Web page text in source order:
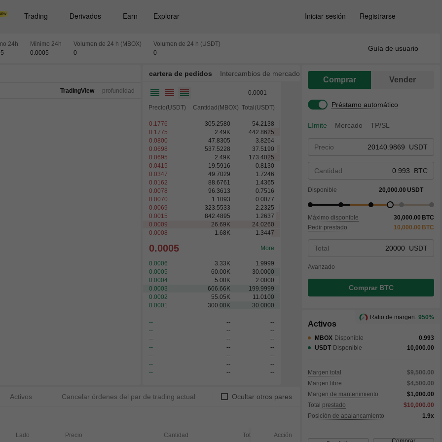
Trading Derivados Earn Explorar Iniciar sesión Registrarse
24h
Mínimo 24h
0.0005
Volumen de 24 h (MBOX)
0
Volumen de 24 h (USDT)
0
Guía de usuario
TradingView profundidad
cartera de pedidos Intercambios de mercado
0.0001
Precio(USDT) Cantidad(MBOX) Total(USDT)
0.1776 305.2580
54.2138
0.1775
2.49 K
442.8625
0.0800
47.8305
3.8264
0.0698
537.5228
37.5190
0.0695
2.49 K
173.4025
0.0415
19.5916
0.8130
0.0347
49.7029
1.7246
0.0162
88.6761
1.4365
0.0078
96.3613
0.7516
0.0070
1.1093
0.0077
0.0069
323.5533
2.2325
0.0015
842.4895
1.2637
0.0009
26.69 K
24.0260
0.0008
1.68 K 1.3447
0.0005 More
0.0006 3.33 K
1.9999
0.0005
60.00 K
30.0000
0.0004
5.00 K
2.0000
0.0003
666.66 K
199.9999
0.0002
55.05 K
11.0100
0.0001
300.00 K
30.0000
--
--
--
--
--
--
--
--
--
--
--
--
--
--
--
--
--
--
--
--
--
--
-- --
Activos Cancelar órdenes del par de trading actual Ocultar otros pares
Lado Precio Cantidad Total Acción
Comprar Vender
Préstamo automático
Límite Mercado TP/SL
Precio USDT
Cantidad BTC
Disponible 20,000.00 USDT
Máximo disponible 30,000.00 BTC
Pedir prestado
10,000.00 BTC
Total USDT
Avanzado
Comprar BTC
Activos
MBOX Disponible
0.993
USDT Disponible 10,000.00
Margen total
$9,500.00
Margen libre
$4,500.00
Margen de mantenimiento
$1,000.00
Total prestado
$10,000.00
Posición de apalancamiento
1.9x
Ratio de margen: 950%